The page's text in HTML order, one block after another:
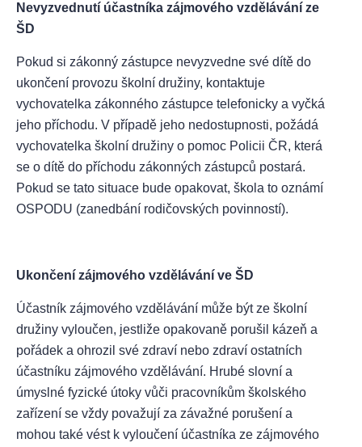
Nevyzvednutí účastníka zájmového vzdělávání ze
ŠD
Pokud si zákonný zástupce nevyzvedne své dítě do
ukončení provozu školní družiny, kontaktuje
vychovatelka zákonného zástupce telefonicky a vyčká
jeho příchodu. V případě jeho nedostupnosti, požádá
vychovatelka školní družiny o pomoc Policii ČR, která
se o dítě do příchodu zákonných zástupců postará.
Pokud se tato situace bude opakovat, škola to oznámí
OSPODU (zanedbání rodičovských povinností).
Ukončení zájmového vzdělávání ve ŠD
Účastník zájmového vzdělávání může být ze školní
družiny vyloučen, jestliže opakovaně porušil kázeň a
pořádek a ohrozil své zdraví nebo zdraví ostatních
účastníku zájmového vzdělávání. Hrubé slovní a
úmyslné fyzické útoky vůči pracovníkům školského
zařízení se vždy považují za závažné porušení a
mohou také vést k vyloučení účastníka ze zájmového